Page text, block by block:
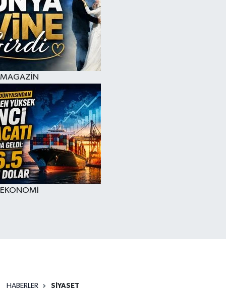
MAGAZİN
EKONOMİ
HABERLER SİYASET